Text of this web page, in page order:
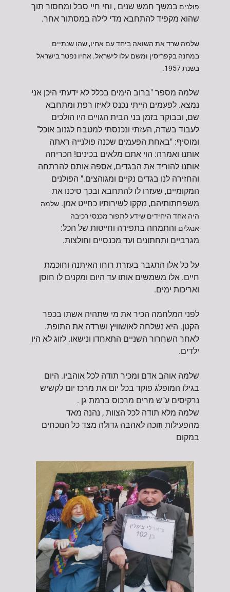
פולנים במשך חמש שנים , וחי חיי סבל ומחסור תוך
שהוא מקפיד להתחבא מדי לילה במסתור אחר.
שלמה שרד את השואה ביחד עם אחיו, שהו שנתיים
במחנה בקפריסין ומשם עלו לישראל. אחיו נפטר בישראל
בשנת 1957.
שלמה מספר "ברוב הימים בכלל לא ידעתי היכן אני
נמצא. לפעמים הייתי נכנס לאיזו רפת ומתחבא
שם, ובבוקר בזמן בני הבית הגויים היו הולכים
לעבוד בשדה, העזתי ונכנסתי למטבח לגנוב אוכל"
ומוסיף: "באחת הפעמים שכנה פולנייה ראתה
אותנו ואמרה: הוי אתם מלאים בכינים! הכריחה
אותנו להוריד את הבגדים, אספה אותם להרתחה
והחזירה לנו בגדים נקיים ומגוהצים." הפולנים
המקומיים, שעזרו לו להתחבא ובכך סיכנו את
משפחתותיהם, נזקקו לשירותיו כחייט אמן. שלמה
היה אחד היחידים שידע לתפור מכנסי רכיבה
אנגלים והתמחה בתפירה וחייטות של הכל:
מגרביים ותחתונים ועד מכנסיים וחולצות.
על כל אלו התגבר בעזרת רוחו האיתנה וחוכמת
חיים. אלו משמשים אותו עד היום ומקנים לו חוסן
ואריכות ימים.
לפני המלחמה הכיר את מי שתהיה אשתו בכפר
הקטן. היא נשלחה לאושוויץ ושרדה את התופת.
לאחר השחרור השניים התאחדו ונישאו. לזוג לא היו
ילדים.
שלמה אוהב אדם ומכיר תודה לכל אוהביו. היום
בגילו המופלג פוקד בכל יום את מרכז יום לקשיש
נרקיסים ע"ש מרים מרכוס ברמת גן .
שלמה מלא תודה לכל הצוות , נהנה מאד
מהפעילות וזוכה לאהבה גדולה מצד כל הנוכחים
במקום